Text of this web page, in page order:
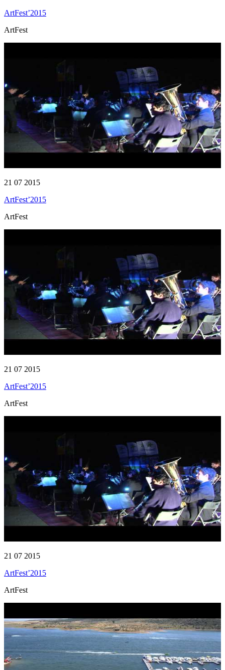
ArtFest’2015
ArtFest
21 07 2015
ArtFest’2015
ArtFest
21 07 2015
ArtFest’2015
ArtFest
21 07 2015
ArtFest’2015
ArtFest